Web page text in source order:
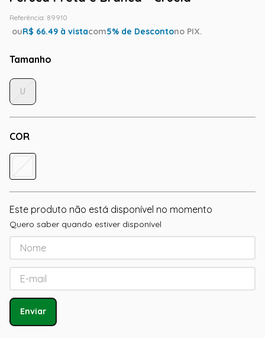
Referência: 89910
ouR$ 66.49 à vistacom5% de Descontono PIX.
Tamanho
COR
U
Este produto não está disponível no momento
Quero saber quando estiver disponível
Enviar